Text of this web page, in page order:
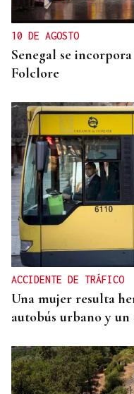
10 DE AGOSTO
Senegal se
Folclore
ACCIDENTE DE TRÁFICO
Una mujer resulta
autobús urbano y un